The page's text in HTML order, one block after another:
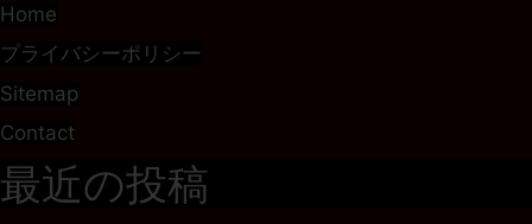
Home
プライバシーポリシー
Sitemap
Contact
最近の投稿